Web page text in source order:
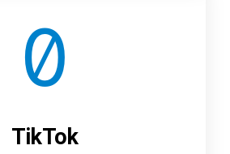
TikTok